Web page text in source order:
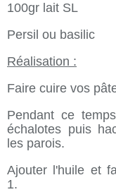
100gr lait SL
Persil ou basilic
Réalisation :
Faire cuire vos
Pendant ce
échalotes puis
les parois.
Ajouter l'huile et
1.